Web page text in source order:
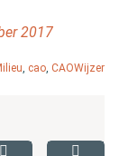
2017
, cao, CAOWijzer